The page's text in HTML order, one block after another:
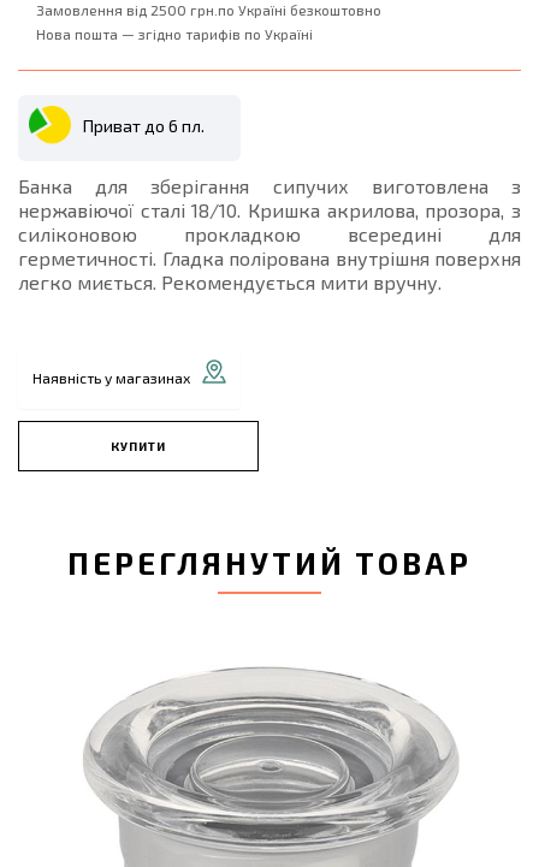
Замовлення від 2500 грн.по Україні безкоштовно
Нова пошта — згідно тарифів по Україні
Приват до 6 пл.
Банка для зберігання сипучих виготовлена з
нержавіючої сталі 18/10. Кришка акрилова, прозора, з
силіконовою прокладкою всередині для
герметичності. Гладка полірована внутрішня поверхня
легко миється. Рекомендується мити вручну.
Наявність у магазинах
КУПИТИ
ПЕРЕГЛЯНУТИЙ ТОВАР